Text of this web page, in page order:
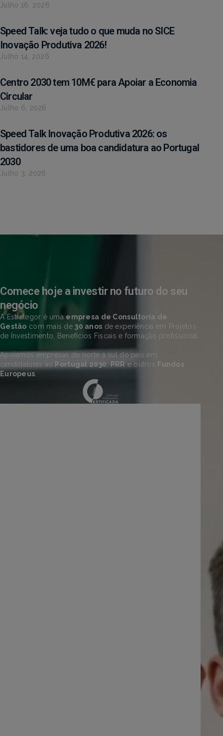
Julho 16, 2026
Speed Talk: veja tudo o que muda no SICE
Inovação Produtiva 2026!
Julho 14, 2026
Centro 2030 tem 10M€ para Apoiar a Economia
Circular
Julho 6, 2026
Speed Talk Inovação Produtiva 2026: os
bastidores de uma boa candidatura ao Portugal
2030
Julho 3, 2026
Comece hoje a investir no futuro do seu
negócio
A Estrategor é uma empresa de Consultoria de
Gestão com mais de30 anos de experiência em Projetos
de Investimento, Benefícios Fiscais e formação profissional.
Apoiamos empresas de norte a sul do país em
candidaturas ao Portugal 2030, PRR e outros Fundos
Europeus.